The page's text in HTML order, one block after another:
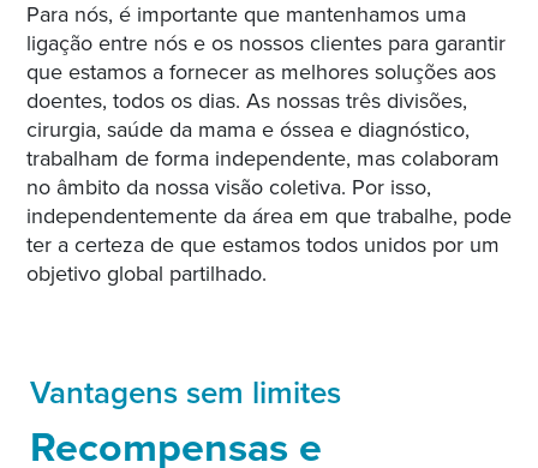
Para nós, é importante que mantenhamos uma
ligação entre nós e os nossos clientes para garantir
que estamos a fornecer as melhores soluções aos
doentes, todos os dias. As nossas três divisões,
cirurgia, saúde da mama e óssea e diagnóstico,
trabalham de forma independente, mas colaboram
no âmbito da nossa visão coletiva. Por isso,
independentemente da área em que trabalhe, pode
ter a certeza de que estamos todos unidos por um
objetivo global partilhado.
Vantagens sem limites
Recompensas e